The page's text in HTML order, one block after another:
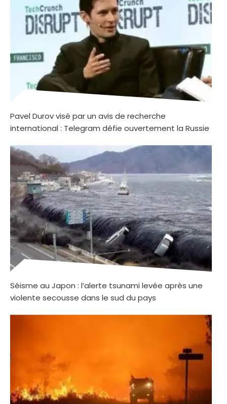
Pavel Durov visé par un avis de recherche
international : Telegram défie ouvertement la Russie
Séisme au Japon : l’alerte tsunami levée après une
violente secousse dans le sud du pays